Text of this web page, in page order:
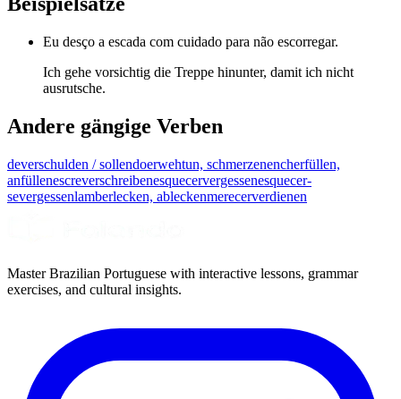
Eu desço a escada com cuidado para não escorregar.
Ich gehe vorsichtig die Treppe hinunter, damit ich nicht
ausrutsche.
Andere gängige Verben
deverschulden / sollendoerwehtun, schmerzenencherfüllen,
anfüllenescreverschreibenesquecervergessenesquecer-
severgessenlamberlecken, ableckenmerecerverdienen
Master Brazilian Portuguese with interactive lessons, grammar
exercises, and cultural insights.